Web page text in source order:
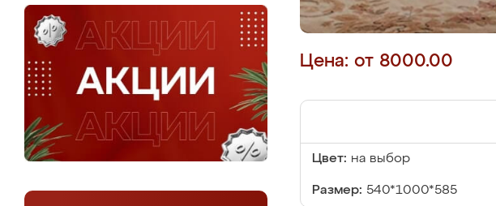
Цена: от 8000.00
Цвет: на выбор
Размер: 540*1000*585